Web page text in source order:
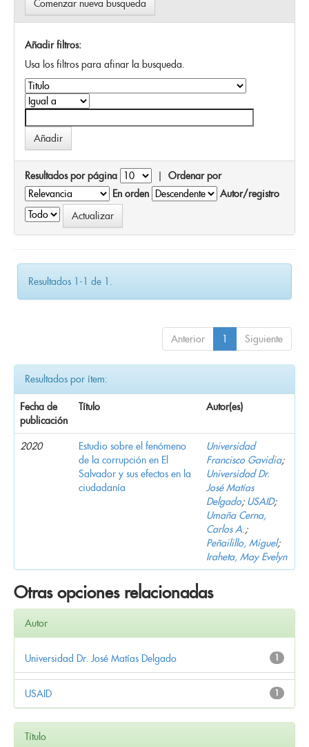
Comenzar nueva busqueda
Añadir filtros:
Usa los filtros para afinar la busqueda.
Resultados por página | Ordenar por
En orden
Autor/registro
Resultados 1-1 de 1.
Anterior 1 Siguiente
Resultados por ítem:
Fecha de
publicación
Título Autor(es)
2020
Estudio sobre el fenómeno
de la corrupción en El
Salvador y sus efectos en la
ciudadanía
Universidad
Francisco Gavidia;
Universidad Dr.
José Matías
Delgado; USAID;
Umaña Cerna,
Carlos A.;
Peñailillo, Miguel;
Iraheta, May Evelyn
Otras opciones relacionadas
Autor
1
Universidad Dr. José Matías Delgado
1
USAID
Título